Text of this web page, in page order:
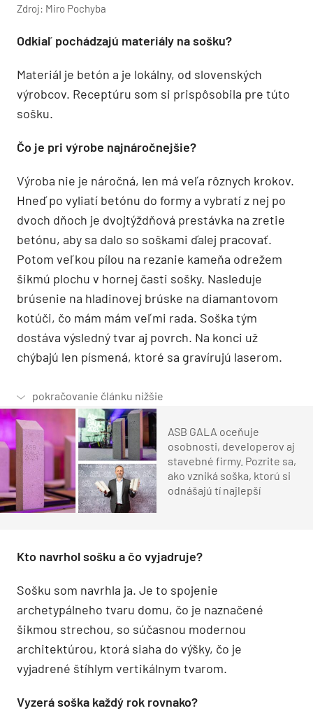
Zdroj: Miro Pochyba
Odkiaľ pochádzajú materiály na sošku?
Materiál je betón a je lokálny, od slovenských
výrobcov. Receptúru som si prispôsobila pre túto
sošku.
Čo je pri výrobe najnáročnejšie?
Výroba nie je náročná, len má veľa rôznych krokov.
Hneď po vyliatí betónu do formy a vybratí z nej po
dvoch dňoch je dvojtýždňová prestávka na zretie
betónu, aby sa dalo so soškami ďalej pracovať.
Potom veľkou pílou na rezanie kameňa odrežem
šikmú plochu v hornej časti sošky. Nasleduje
brúsenie na hladinovej brúske na diamantovom
kotúči, čo mám mám veľmi rada. Soška tým
dostáva výsledný tvar aj povrch. Na konci už
chýbajú len písmená, ktoré sa gravírujú laserom.
ASB GALA oceňuje
osobnosti, developerov aj
stavebné firmy. Pozrite sa,
ako vzniká soška, ktorú si
odnášajú tí najlepší
Kto navrhol sošku a čo vyjadruje?
Sošku som navrhla ja. Je to spojenie
archetypálneho tvaru domu, čo je naznačené
šikmou strechou, so súčasnou modernou
architektúrou, ktorá siaha do výšky, čo je
vyjadrené štíhlym vertikálnym tvarom.
Vyzerá soška každý rok rovnako?